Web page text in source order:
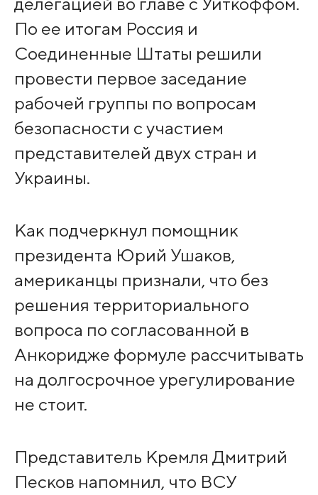
По ее итогам Россия и
Соединенные Штаты решили
провести первое заседание
рабочей группы по вопросам
безопасности с участием
представителей двух стран и
Украины.
Как подчеркнул помощник
президента Юрий Ушаков,
американцы признали, что без
решения территориального
вопроса по согласованной в
Анкоридже формуле рассчитывать
на долгосрочное урегулирование
не стоит.
Представитель Кремля Дмитрий
Песков напомнил, что ВСУ